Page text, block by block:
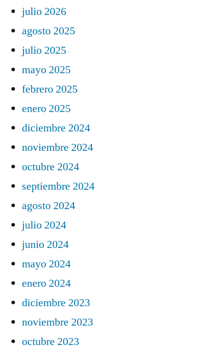
julio 2026
agosto 2025
julio 2025
mayo 2025
febrero 2025
enero 2025
diciembre 2024
noviembre 2024
octubre 2024
septiembre 2024
agosto 2024
julio 2024
junio 2024
mayo 2024
enero 2024
diciembre 2023
noviembre 2023
octubre 2023